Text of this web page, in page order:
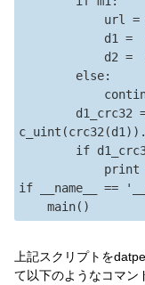
if __name__ ==
上記スクリプトを
て以下のようなコマン